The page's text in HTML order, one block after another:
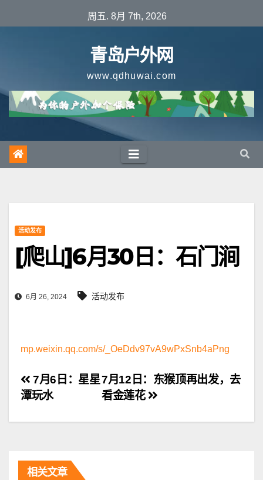
至
周五. 8月 7th, 2026
青岛户外网
www.qdhuwai.com
活动发布
[爬山]6月30日：石门涧
6月 26, 2024 活动发布
mp.weixin.qq.com/s/_OeDdv97vA9wPxSnb4aPng
文
章
航
7月12日：东猴顶再出发，去
看金莲花
7月6日：星星
潭玩水
相关文章